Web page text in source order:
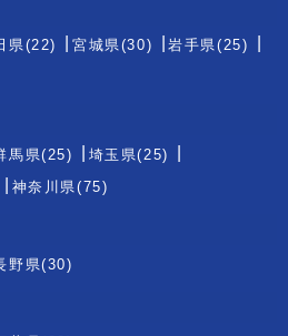
県(22) 宮城県(30)
岩手県(25)
馬県(25)
埼玉県(25)
神奈川県(75)
野県(30)